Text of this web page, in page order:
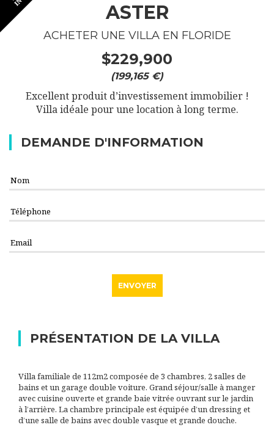
ASTER
ACHETER UNE VILLA EN FLORIDE
$229,900
(199,165 €)
Excellent produit d’investissement immobilier !
Villa idéale pour une location à long terme.
DEMANDE D'INFORMATION
PRÉSENTATION DE LA VILLA
Villa familiale de 112m2 composée de 3 chambres, 2 salles de
bains et un garage double voiture. Grand séjour/salle à manger
avec cuisine ouverte et grande baie vitrée ouvrant sur le jardin
à l’arrière. La chambre principale est équipée d’un dressing et
d’une salle de bains avec double vasque et grande douche.